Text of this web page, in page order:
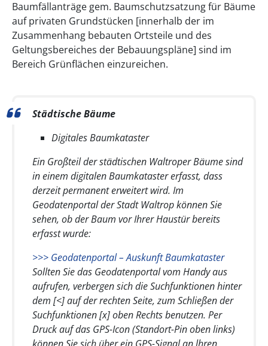
Baumfällanträge gem. Baumschutzsatzung für Bäume
auf privaten Grundstücken [innerhalb der im
Zusammenhang bebauten Ortsteile und des
Geltungsbereiches der Bebauungspläne] sind im
Bereich Grünflächen einzureichen.
Städtische Bäume
Digitales Baumkataster
Ein Großteil der städtischen Waltroper Bäume sind
in einem digitalen Baumkataster erfasst, dass
derzeit permanent erweitert wird. Im
Geodatenportal der Stadt Waltrop können Sie
sehen, ob der Baum vor Ihrer Haustür bereits
erfasst wurde:
>>> Geodatenportal – Auskunft Baumkataster
Sollten Sie das Geodatenportal vom Handy aus
aufrufen, verbergen sich die Suchfunktionen hinter
dem [<] auf der rechten Seite, zum Schließen der
Suchfunktionen [x] oben Rechts benutzen. Per
Druck auf das GPS-Icon (Standort-Pin oben links)